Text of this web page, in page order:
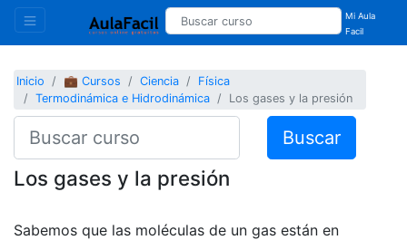
Mi Aula
Facil
Inicio 💼 Cursos Ciencia
Física
Termodinámica e Hidrodinámica
Los gases y la presión
Buscar
Los gases y la presión
Sabemos que las moléculas de un gas están en